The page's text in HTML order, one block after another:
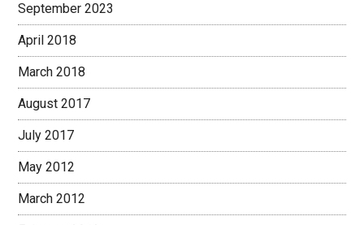
September 2023
April 2018
March 2018
August 2017
July 2017
May 2012
March 2012